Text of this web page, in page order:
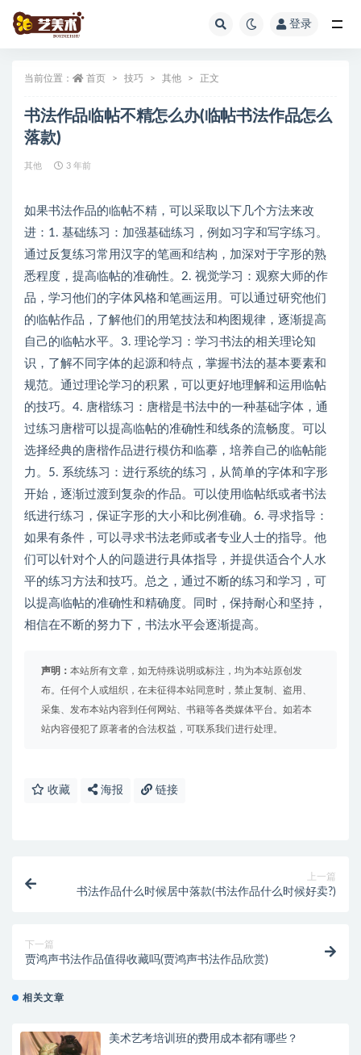
登录
当前位置： 首页 技巧 其他 正文
书法作品临帖不精怎么办(临帖书法作品怎么
落款)
其他 3 年前
如果书法作品的临帖不精，可以采取以下几个方法来改
进：1. 基础练习：加强基础练习，例如习字和写字练习。
通过反复练习常用汉字的笔画和结构，加深对于字形的熟
悉程度，提高临帖的准确性。2. 视觉学习：观察大师的作
品，学习他们的字体风格和笔画运用。可以通过研究他们
的临帖作品，了解他们的用笔技法和构图规律，逐渐提高
自己的临帖水平。3. 理论学习：学习书法的相关理论知
识，了解不同字体的起源和特点，掌握书法的基本要素和
规范。通过理论学习的积累，可以更好地理解和运用临帖
的技巧。4. 唐楷练习：唐楷是书法中的一种基础字体，通
过练习唐楷可以提高临帖的准确性和线条的流畅度。可以
选择经典的唐楷作品进行模仿和临摹，培养自己的临帖能
力。5. 系统练习：进行系统的练习，从简单的字体和字形
开始，逐渐过渡到复杂的作品。可以使用临帖纸或者书法
纸进行练习，保证字形的大小和比例准确。6. 寻求指导：
如果有条件，可以寻求书法老师或者专业人士的指导。他
们可以针对个人的问题进行具体指导，并提供适合个人水
平的练习方法和技巧。总之，通过不断的练习和学习，可
以提高临帖的准确性和精确度。同时，保持耐心和坚持，
相信在不断的努力下，书法水平会逐渐提高。
声明： 本站所有文章，如无特殊说明或标注，均为本站原创发
布。任何个人或组织，在未征得本站同意时，禁止复制、盗用、
采集、发布本站内容到任何网站、书籍等各类媒体平台。如若本
站内容侵犯了原著者的合法权益，可联系我们进行处理。
收藏 海报 链接
上一篇
书法作品什么时候居中落款(书法作品什么时候好卖?)
下一篇
贾鸿声书法作品值得收藏吗(贾鸿声书法作品欣赏)
相关文章
美术艺考培训班的费用成本都有哪些？